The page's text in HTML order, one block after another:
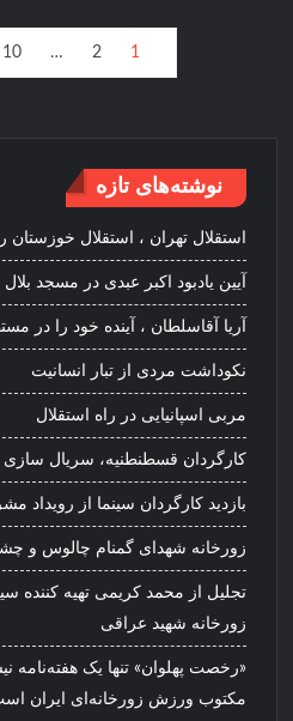
صفحه‌بندی
نوشته‌ها
1
2
…
10
نوشته‌های تازه
استقلال تهران ، استقلال
آیین یادبود اکبر عبدی در مسجد بلال
آریا آقاسلطان ، آینده خود را
نکوداشت مردی از تبار انسانیت
مربی اسپانیایی در راه استقلال
کارگردان قسطنطنیه، سریال
بازدید کارگردان سینما از رویداد
زورخانه شهدای گمنام چالوس و چشم
تجلیل از محمد کریمی تهیه کننده
زورخانه شهید عراقی
«رخصت پهلوان» تنها یک
مکتوب ورزش زورخانه‌ای ایران